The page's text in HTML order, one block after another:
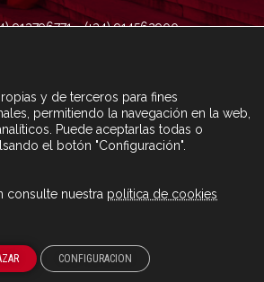
913796771 - (+34) 914562900
CONTACTA CON FCA TRAVÉS DEL
y de terceros para fines
permitiendo la navegación en la web,
Puede aceptarlas todas o
el botón "Configuración".
consulte nuestra política de cookies
CONFIGURACION